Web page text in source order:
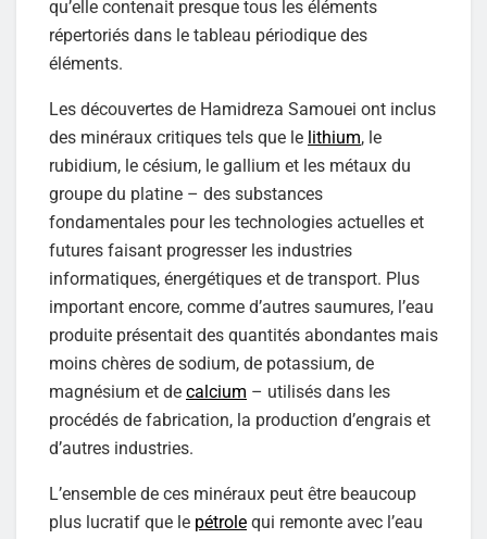
qu’elle contenait presque tous les éléments
répertoriés dans le tableau périodique des
éléments.
Les découvertes de Hamidreza Samouei ont inclus
des minéraux critiques tels que le lithium, le
rubidium, le césium, le gallium et les métaux du
groupe du platine – des substances
fondamentales pour les technologies actuelles et
futures faisant progresser les industries
informatiques, énergétiques et de transport. Plus
important encore, comme d’autres saumures, l’eau
produite présentait des quantités abondantes mais
moins chères de sodium, de potassium, de
magnésium et de calcium – utilisés dans les
procédés de fabrication, la production d’engrais et
d’autres industries.
L’ensemble de ces minéraux peut être beaucoup
plus lucratif que le pétrole qui remonte avec l’eau